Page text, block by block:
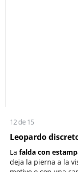
12 de 15
Leopardo
La falda con
deja la pierna a la